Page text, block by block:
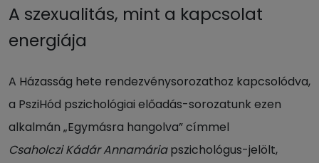
A szexualitás, mint a kapcsolat
energiája
A Házasság hete rendezvénysorozathoz kapcsolódva,
a PsziHód pszichológiai előadás-sorozatunk ezen
alkalmán „Egymásra hangolva” címmel
Csaholczi Kádár Annamáriapszichológus-jelölt,